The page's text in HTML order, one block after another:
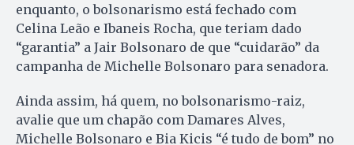
enquanto, o bolsonarismo está fechado com
Celina Leão e Ibaneis Rocha, que teriam dado
“garantia” a Jair Bolsonaro de que “cuidarão” da
campanha de Michelle Bolsonaro para senadora.
Ainda assim, há quem, no bolsonarismo-raiz,
avalie que um chapão com Damares Alves,
Michelle Bolsonaro e Bia Kicis “é tudo de bom” no